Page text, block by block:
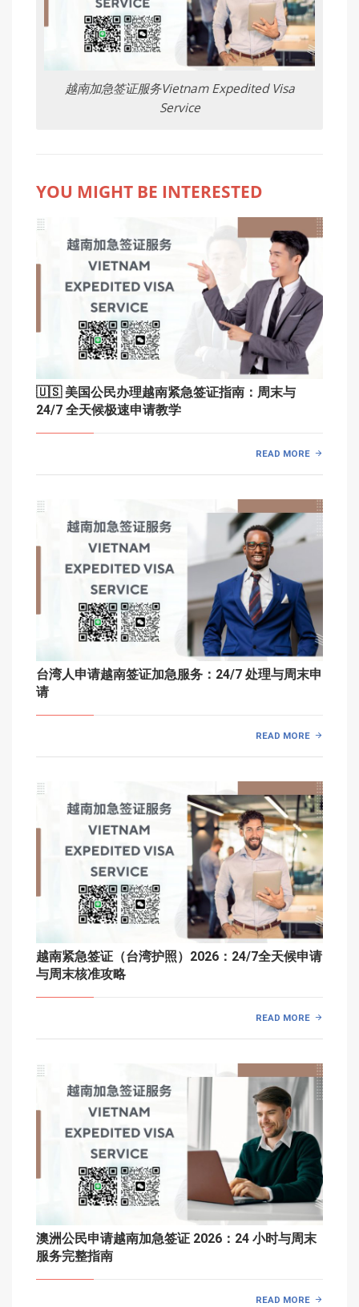
越南加急签证服务Vietnam Expedited Visa
Service
YOU MIGHT BE INTERESTED
🇺🇸 美国公民办理越南紧急签证指南：周末与
24/7 全天候极速申请教学
READ MORE
台湾人申请越南签证加急服务：24/7 处理与周末申
请
READ MORE
越南紧急签证（台湾护照）2026：24/7全天候申请
与周末核准攻略
READ MORE
澳洲公民申请越南加急签证 2026：24 小时与周末
服务完整指南
READ MORE